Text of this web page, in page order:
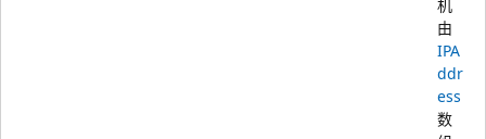
机
由
IPA
ddr
ess
数